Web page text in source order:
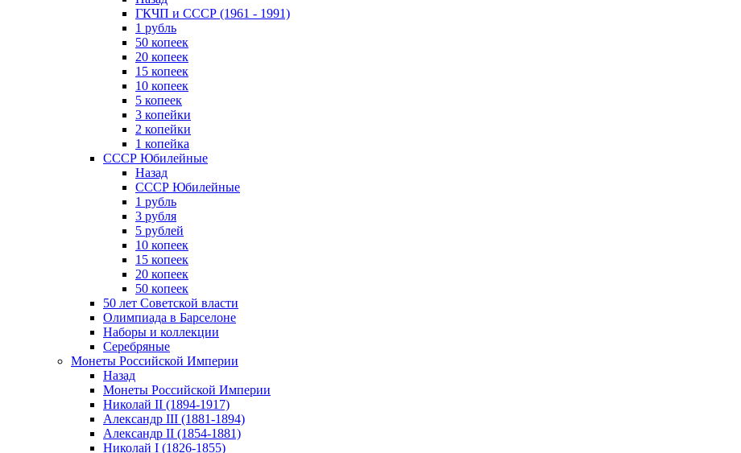
ГКЧП и СССР (1961 - 1991)
1 рубль
50 копеек
20 копеек
15 копеек
10 копеек
5 копеек
3 копейки
2 копейки
1 копейка
СССР Юбилейные
Назад
СССР Юбилейные
1 рубль
3 рубля
5 рублей
10 копеек
15 копеек
20 копеек
50 копеек
50 лет Советской власти
Олимпиада в Барселоне
Наборы и коллекции
Серебряные
Монеты Российской Империи
Назад
Монеты Российской Империи
Николай II (1894-1917)
Александр III (1881-1894)
Александр II (1854-1881)
Николай I (1826-1855)